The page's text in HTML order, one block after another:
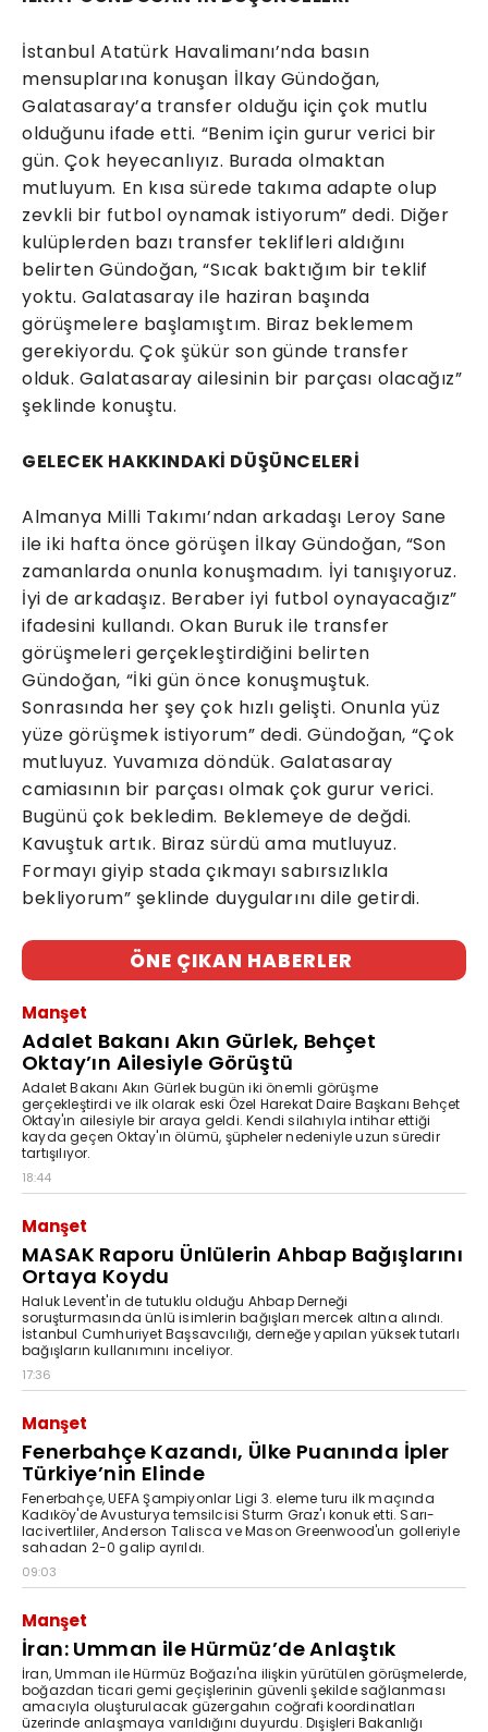
İstanbul Atatürk Havalimanı’nda basın
mensuplarına konuşan İlkay Gündoğan,
Galatasaray’a transfer olduğu için çok mutlu
olduğunu ifade etti. “Benim için gurur verici bir
gün. Çok heyecanlıyız. Burada olmaktan
mutluyum. En kısa sürede takıma adapte olup
zevkli bir futbol oynamak istiyorum” dedi. Diğer
kulüplerden bazı transfer teklifleri aldığını
belirten Gündoğan, “Sıcak baktığım bir teklif
yoktu. Galatasaray ile haziran başında
görüşmelere başlamıştım. Biraz beklemem
gerekiyordu. Çok şükür son günde transfer
olduk. Galatasaray ailesinin bir parçası olacağız”
şeklinde konuştu.
GELECEK HAKKINDAKİ DÜŞÜNCELERİ
Almanya Milli Takımı’ndan arkadaşı Leroy Sane
ile iki hafta önce görüşen İlkay Gündoğan, “Son
zamanlarda onunla konuşmadım. İyi tanışıyoruz.
İyi de arkadaşız. Beraber iyi futbol oynayacağız”
ifadesini kullandı. Okan Buruk ile transfer
görüşmeleri gerçekleştirdiğini belirten
Gündoğan, “İki gün önce konuşmuştuk.
Sonrasında her şey çok hızlı gelişti. Onunla yüz
yüze görüşmek istiyorum” dedi. Gündoğan, “Çok
mutluyuz. Yuvamıza döndük. Galatasaray
camiasının bir parçası olmak çok gurur verici.
Bugünü çok bekledim. Beklemeye de değdi.
Kavuştuk artık. Biraz sürdü ama mutluyuz.
Formayı giyip stada çıkmayı sabırsızlıkla
bekliyorum” şeklinde duygularını dile getirdi.
ÖNE ÇIKAN HABERLER
Manşet
Adalet Bakanı Akın Gürlek, Behçet
Oktay’ın Ailesiyle Görüştü
Adalet Bakanı Akın Gürlek bugün iki önemli görüşme
gerçekleştirdi ve ilk olarak eski Özel Harekat Daire Başkanı Behçet
Oktay'ın ailesiyle bir araya geldi. Kendi silahıyla intihar ettiği
kayda geçen Oktay'ın ölümü, şüpheler nedeniyle uzun süredir
tartışılıyor.
18:44
Manşet
MASAK Raporu Ünlülerin Ahbap Bağışlarını
Ortaya Koydu
Haluk Levent'in de tutuklu olduğu Ahbap Derneği
soruşturmasında ünlü isimlerin bağışları mercek altına alındı.
İstanbul Cumhuriyet Başsavcılığı, derneğe yapılan yüksek tutarlı
bağışların kullanımını inceliyor.
17:36
Manşet
Fenerbahçe Kazandı, Ülke Puanında İpler
Türkiye’nin Elinde
Fenerbahçe, UEFA Şampiyonlar Ligi 3. eleme turu ilk maçında
Kadıköy'de Avusturya temsilcisi Sturm Graz'ı konuk etti. Sarı-
lacivertliler, Anderson Talisca ve Mason Greenwood'un golleriyle
sahadan 2-0 galip ayrıldı.
09:03
Manşet
İran: Umman ile Hürmüz’de Anlaştık
İran, Umman ile Hürmüz Boğazı'na ilişkin yürütülen görüşmelerde,
boğazdan ticari gemi geçişlerinin güvenli şekilde sağlanması
amacıyla oluşturulacak güzergahın coğrafi koordinatları
üzerinde anlaşmaya varıldığını duyurdu. Dışişleri Bakanlığı